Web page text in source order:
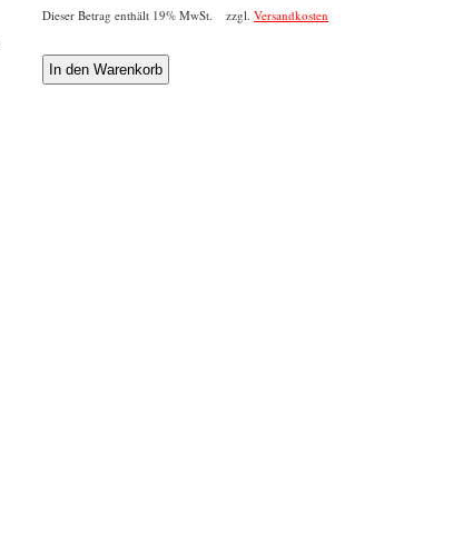
Dieser Betrag enthält 19% MwSt. zzgl. Versandkosten